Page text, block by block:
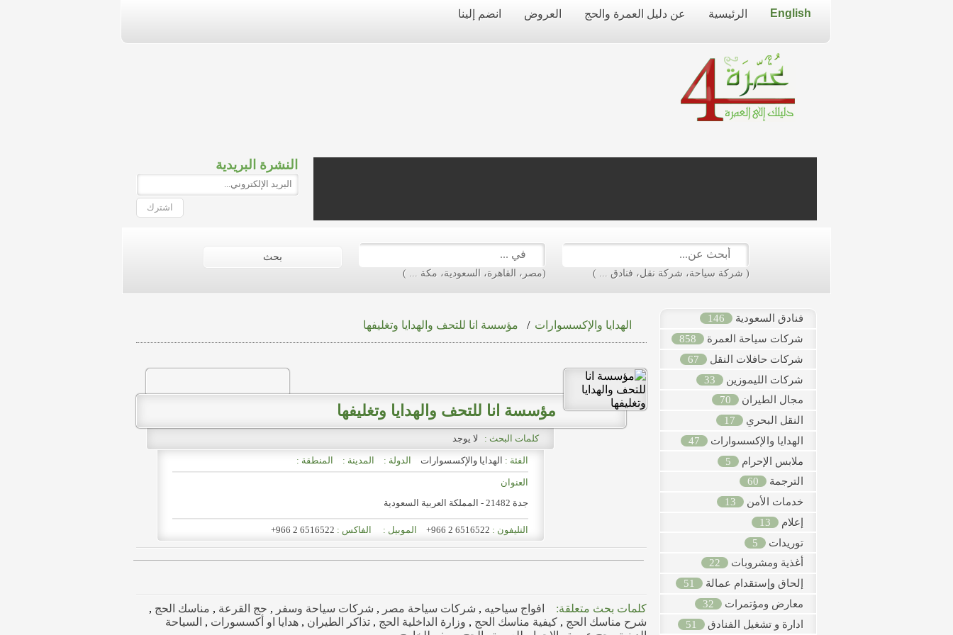
casinos
livedealercasino.online
English الرئيسية عن دليل العمرة والحج العروض انضم إلينا
النشرة البريدية
( شركة سياحة، شركة نقل، فنادق ... ) (مصر، القاهرة، السعودية، مكة ... )
فنادق السعودية
146
شركات سياحة العمرة
858
شركات حافلات النقل
67
شركات الليموزين
33
مجال الطيران
70
النقل البحري
17
الهدايا والإكسسوارات
47
ملابس الإحرام
5
الترجمة
60
خدمات الأمن
13
إعلام
13
توريدات
5
أغذية ومشروبات
22
إلحاق وإستقدام عمالة
51
معارض ومؤتمرات
32
ادارة و تشغيل الفنادق
51
الهدايا والإكسسوارات / مؤسسة انا للتحف والهدايا وتغليفها
مؤسسة انا للتحف والهدايا وتغليفها
كلمات البحث : لا يوجد
الفئة : الهدايا والإكسسوارات الدولة : المدينة : المنطقة :
العنوان
جدة 21482 - المملكة العربية السعودية
التليفون : +966 2 6516522 الموبيل : الفاكس : +966 2 6516522
كلمات بحث متعلقة: افواج سياحيه , شركات سياحة مصر , شركات سياحة وسفر , حج القرعة , مناسك الحج ,
شرح مناسك الحج , كيفية مناسك الحج , وزارة الداخلية الحج , تذاكر الطيران , هدايا او أكسسورات , السياحة